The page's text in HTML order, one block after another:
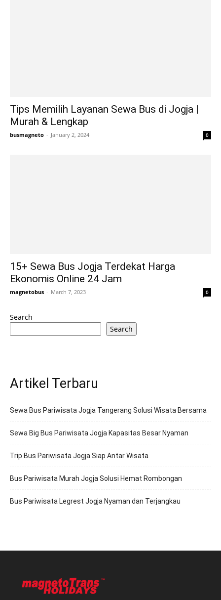
Tips Memilih Layanan Sewa Bus di Jogja |
Murah & Lengkap
busmagneto - January 2, 2024 0
15+ Sewa Bus Jogja Terdekat Harga
Ekonomis Online 24 Jam
magnetobus - March 7, 2023 0
Search
Search
Artikel Terbaru
Sewa Bus Pariwisata Jogja Tangerang Solusi Wisata Bersama
Sewa Big Bus Pariwisata Jogja Kapasitas Besar Nyaman
Trip Bus Pariwisata Jogja Siap Antar Wisata
Bus Pariwisata Murah Jogja Solusi Hemat Rombongan
Bus Pariwisata Legrest Jogja Nyaman dan Terjangkau